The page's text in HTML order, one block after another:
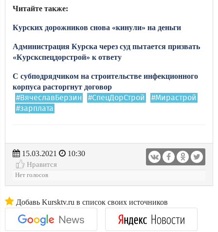
Читайте также:
Курских дорожников снова «кинули» на деньги
Администрация Курска через суд пытается призвать
«Курскспецдорстрой» к ответу
С субподрядчиком на строительстве инфекционного
корпуса расторгнут договор
#ВячеславБерзин #СпецДорСтрой
#Мирастрой
#зарплата
15.03.2021
10:30
Нравится
Нет голосов
Добавь Kursktv.ru в список своих источников